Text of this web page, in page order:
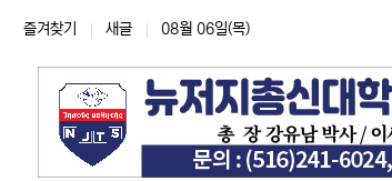
상단 네비
즐겨찾기 새글 08월 06일(목)